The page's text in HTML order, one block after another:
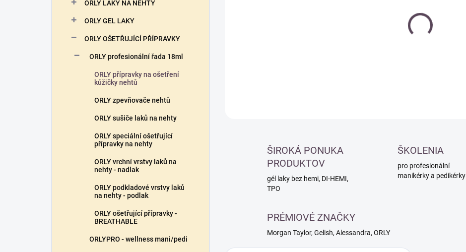
ORLY LAKY NA NEHTY
ORLY GEL LAKY
ORLY OŠETŘUJÍCÍ PŘÍPRAVKY
ORLY profesionální řada 18ml
ORLY přípravky na ošetření
kůžičky nehtů
ORLY zpevňovače nehtů
ORLY sušiče laků na nehty
ORLY speciální ošetřující
přípravky na nehty
ORLY vrchní vrstvy laků na
nehty - nadlak
ORLY podkladové vrstvy laků
na nehty - podlak
ORLY ošetřující přípravky -
BREATHABLE
ORLYPRO - wellness mani/pedi
ŠIROKÁ PONUKA
PRODUKTOV
gél laky bez hemi, DI-HEMI,
TPO
ŠKOLENIA
pro profesionální
manikérky a pedikérky
PRÉMIOVÉ ZNAČKY
Morgan Taylor, Gelish, Alessandra, ORLY